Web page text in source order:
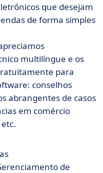
que desejam
de forma simples
multilíngue e os
para
conselhos
abrangentes de casos
em comércio
de